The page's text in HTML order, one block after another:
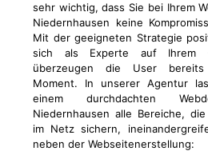
sehr wichtig, dass Sie bei Ihrem
Niedernhausen keine
Mit der geeigneten Strategie
sich als Experte auf Ihrem
überzeugen die User
Moment. In unserer Agentur
einem durchdachten
Niedernhausen alle Bereiche,
im Netz sichern,
neben der Webseitenerstellung: